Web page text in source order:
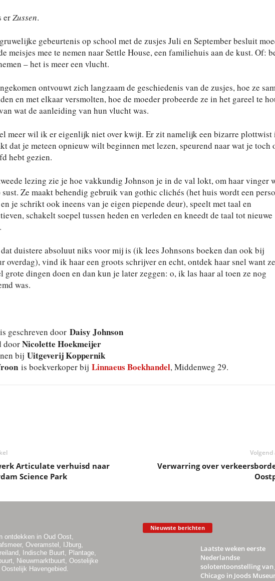
erZussen.
gebeurtenis op school met de zusjes Juli en September besluit
meisjes mee te nemen naar Settle House, een familiehuis aan de kust. Of:
– het is meer een vlucht.
ontvouwt zich langzaam de geschiedenis van de zusjes, hoe ze
en met elkaar versmolten, hoe de moeder probeerde ze in het gareel te
wat de aanleiding van hun vlucht was.
meer wil ik er eigenlijk niet over kwijt. Er zit namelijk een bizarre plottwist
dat je meteen opnieuw wilt beginnen met lezen, speurend naar wat je toch
hebt gezien.
lezing zie je hoe vakkundig Johnson je in de val lokt, om haar vinger
Ze maakt behendig gebruik van gothic clichés (het huis wordt een
je schrikt ook ineens van je eigen piepende deur), speelt met taal en
schakelt soepel tussen heden en verleden en kneedt de taal tot nieuwe
duistere absoluut niks voor mij is (ik lees Johnsons boeken dan ook bij
overdag), vind ik haar een groots schrijver en echt, ontdek haar snel want
grote dingen doen en dan kun je later zeggen: o, ik las haar al toen ze nog
was.
is geschreven door Daisy Johnson
doorNicolette Hoekmeijer
bij Uitgeverij Koppernik
is boekverkoper bij Linnaeus Boekhandel, Middenweg 29.
Articulate verhuisd naar
Science Park
Verwarring over
ontdekken in Oud Oost,
Overamstel, IJburg,
Indische Buurt, Plantage,
Nieuwmarktbuurt, Oostelijke
Oostelijk Havengebied.
Nieuwste berichten
Laatste weken eerste
Nederlandse
solotentoonstelling van
Chicago in Joods